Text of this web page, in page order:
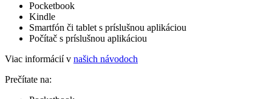
Pocketbook
Kindle
Smartfón či tablet s príslušnou aplikáciou
Počítač s príslušnou aplikáciou
Viac informácií v našich návodoch
Prečítate na: